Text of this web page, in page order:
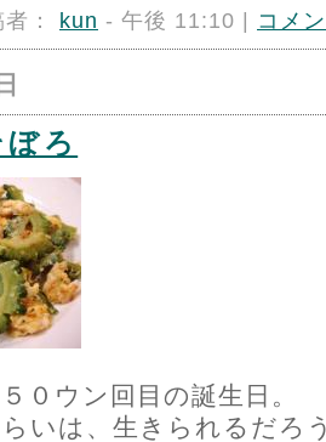
： kun - 午後 11:10 | コメ
ろ
０ウン回目の誕生日。
いは、生きられるだろ